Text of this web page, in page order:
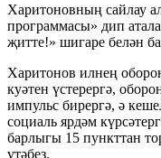
Харитоновның сайлау
программасы» дип
җитте!» шигаре белән
Харитонов илнең
куәтен үстерергә,
импульс бирергә, ә
социаль ярдәм
барлыгы 15 пункттан
үтәбез.